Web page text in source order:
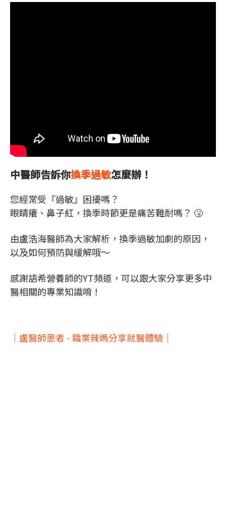
中醫師告訴你換季過敏怎麼辦！
您經常受『過敏』困擾嗎？
眼睛癢、鼻子紅，換季時節更是痛苦難耐嗎？ 🤧
由盧浩海醫師為大家解析，換季過敏加劇的原因，
以及如何預防與緩解哦～
感謝語希營養師的YT頻道，可以跟大家分享更多中
醫相關的專業知識唷！
｜盧醫師患者 - 職業辣媽分享就醫體驗｜